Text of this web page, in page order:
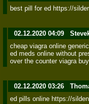
best pill for ed https://
02.12.2020 04:09
cheap viagra online
ed meds online without
over the counter viagra
02.12.2020 03:26
ed pills online https://